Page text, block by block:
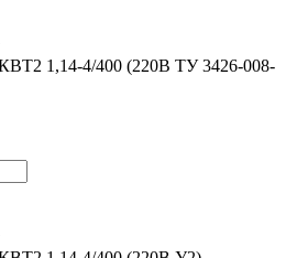
1,14-4/400 (220В ТУ 3426-008-